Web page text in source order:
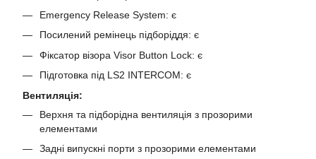
Emergency Release System: є
Посилений ремінець підборіддя: є
Фіксатор візора Visor Button Lock: є
Підготовка під LS2 INTERCOM: є
Вентиляція:
Верхня та підборідна вентиляція з прозорими
елементами
Задні випускні порти з прозорими елементами